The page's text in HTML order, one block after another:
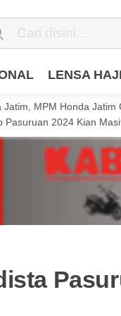
LENSA HAJI
MPM Honda
Pasuruan 2024 Kian